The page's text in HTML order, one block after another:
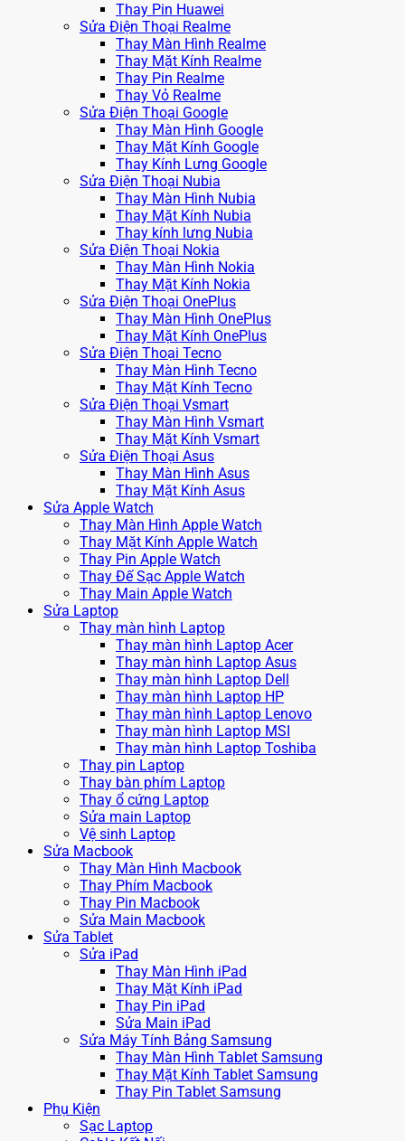
Thay Pin Huawei
Sửa Điện Thoại Realme
Thay Màn Hình Realme
Thay Mặt Kính Realme
Thay Pin Realme
Thay Vỏ Realme
Sửa Điện Thoại Google
Thay Màn Hình Google
Thay Mặt Kính Google
Thay Kính Lưng Google
Sửa Điện Thoại Nubia
Thay Màn Hình Nubia
Thay Mặt Kính Nubia
Thay kính lưng Nubia
Sửa Điện Thoại Nokia
Thay Màn Hình Nokia
Thay Mặt Kính Nokia
Sửa Điện Thoại OnePlus
Thay Màn Hình OnePlus
Thay Mặt Kính OnePlus
Sửa Điện Thoại Tecno
Thay Màn Hình Tecno
Thay Mặt Kính Tecno
Sửa Điện Thoại Vsmart
Thay Màn Hình Vsmart
Thay Mặt Kính Vsmart
Sửa Điện Thoại Asus
Thay Màn Hình Asus
Thay Mặt Kính Asus
Sửa Apple Watch
Thay Màn Hình Apple Watch
Thay Mặt Kính Apple Watch
Thay Pin Apple Watch
Thay Đế Sạc Apple Watch
Thay Main Apple Watch
Sửa Laptop
Thay màn hình Laptop
Thay màn hình Laptop Acer
Thay màn hình Laptop Asus
Thay màn hình Laptop Dell
Thay màn hình Laptop HP
Thay màn hình Laptop Lenovo
Thay màn hình Laptop MSI
Thay màn hình Laptop Toshiba
Thay pin Laptop
Thay bàn phím Laptop
Thay ổ cứng Laptop
Sửa main Laptop
Vệ sinh Laptop
Sửa Macbook
Thay Màn Hình Macbook
Thay Phím Macbook
Thay Pin Macbook
Sửa Main Macbook
Sửa Tablet
Sửa iPad
Thay Màn Hình iPad
Thay Mặt Kính iPad
Thay Pin iPad
Sửa Main iPad
Sửa Máy Tính Bảng Samsung
Thay Màn Hình Tablet Samsung
Thay Mặt Kính Tablet Samsung
Thay Pin Tablet Samsung
Phụ Kiện
Sạc Laptop